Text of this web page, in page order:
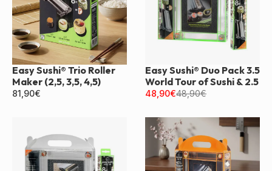
Easy Sushi® Trio Roller
Maker (2,5, 3,5, 4,5)
81,90€
Easy Sushi® Duo Pack 3.5
World Tour of Sushi & 2.5
48,90€48,90€